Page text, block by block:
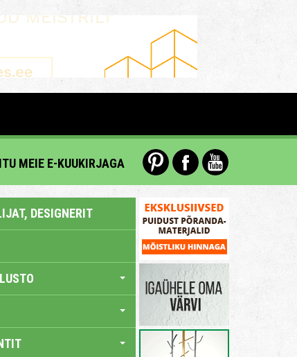
MEIE E-KUUKIRJAGA
DESIGNERIT